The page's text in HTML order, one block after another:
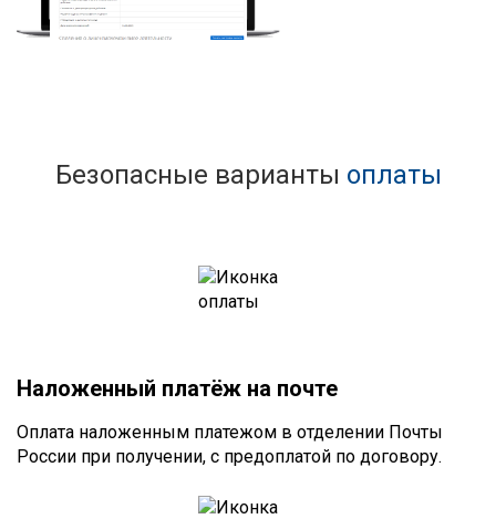
Безопасные варианты оплаты
Наложенный платёж на почте
Оплата наложенным платежом в отделении Почты
России при получении, с предоплатой по договору.